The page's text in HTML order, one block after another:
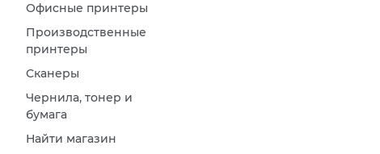
Офисные принтеры
Производственные
принтеры
Сканеры
Чернила, тонер и
бумага
Найти магазин